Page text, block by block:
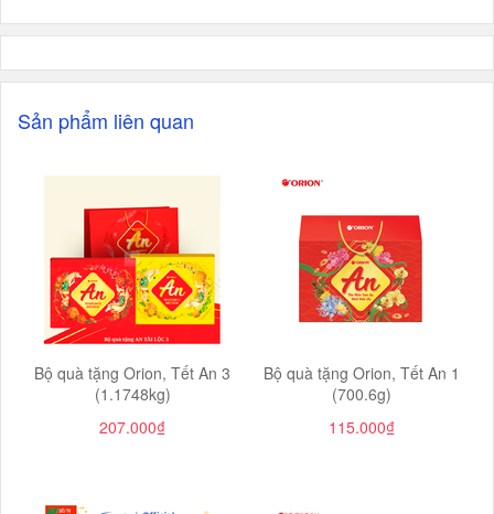
Sản phẩm liên quan
Bộ quà tặng Orion, Tết An 3
(1.1748kg)
207.000₫
Bộ quà tặng Orion, Tết An 1
(700.6g)
115.000₫